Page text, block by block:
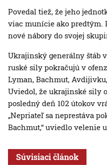
Povedal tiež, že jeho
viac munície ako predtým.
nové nábory do svojej
Ukrajinský generálny štáb
ruské sily pokračujú v
Lyman, Bachmut,
Uviedol, že ukrajinské sily
posledný deň 102 útokov
„Nepriateľ sa neprestáva
Bachmut,“ uviedlo velenie
Súvisiaci článok